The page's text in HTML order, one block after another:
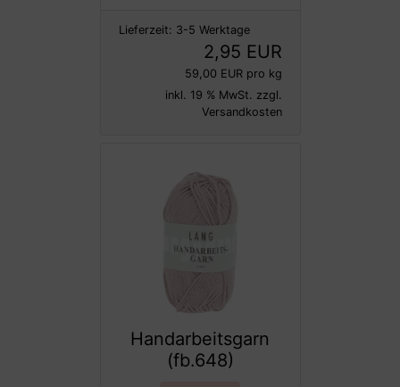
Lieferzeit: 3-5 Werktage
2,95 EUR
59,00 EUR pro kg
inkl. 19 % MwSt. zzgl.
Versandkosten
Handarbeitsgarn
(fb.648)